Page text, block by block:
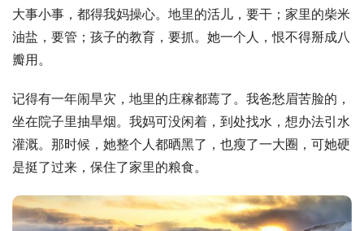
大事小事，都得我妈操心。地里的活儿，要干；家里的柴米
油盐，要管；孩子的教育，要抓。她一个人，恨不得掰成八
瓣用。
记得有一年闹旱灾，地里的庄稼都蔫了。我爸愁眉苦脸的，
坐在院子里抽旱烟。我妈可没闲着，到处找水，想办法引水
灌溉。那时候，她整个人都晒黑了，也瘦了一大圈，可她硬
是挺了过来，保住了家里的粮食。